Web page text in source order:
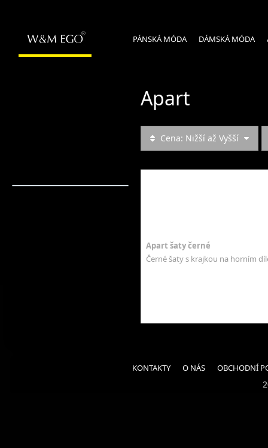
PÁNSKÁ MÓDA DÁMSKÁ MÓDA
Apart
Cena: Nižší až Vyšší
Apart šaty černé
Černé šaty s krajkou na horním
KONTAKTY O NÁS OBCHODNÍ